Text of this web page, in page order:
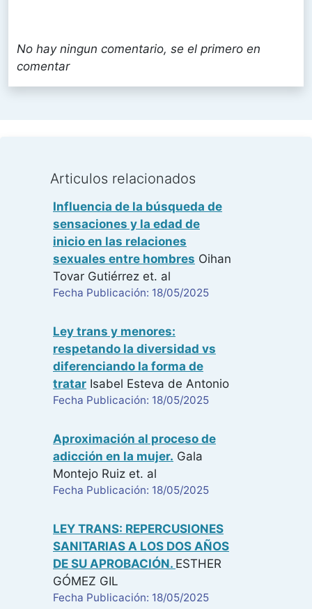
No hay ningun comentario, se el primero en
comentar
Articulos relacionados
Influencia de la búsqueda de
sensaciones y la edad de
inicio en las relaciones
sexuales entre hombres Oihan
Tovar Gutiérrez et. al
Fecha Publicación: 18/05/2025
Ley trans y menores:
respetando la diversidad vs
diferenciando la forma de
tratar Isabel Esteva de Antonio
Fecha Publicación: 18/05/2025
Aproximación al proceso de
adicción en la mujer. Gala
Montejo Ruiz et. al
Fecha Publicación: 18/05/2025
LEY TRANS: REPERCUSIONES
SANITARIAS A LOS DOS AÑOS
DE SU APROBACIÓN. ESTHER
GÓMEZ GIL
Fecha Publicación: 18/05/2025